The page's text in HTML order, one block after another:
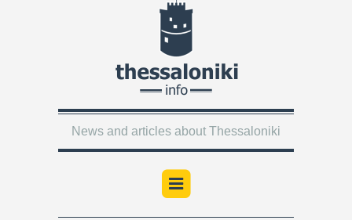
News and articles about Thessaloniki